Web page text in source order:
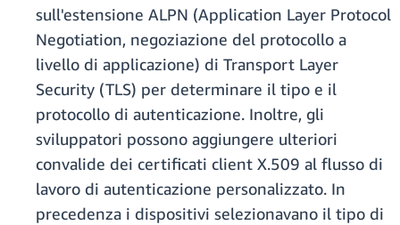
sull'estensione ALPN (Application Layer Protocol
Negotiation, negoziazione del protocollo a
livello di applicazione) di Transport Layer
Security (TLS) per determinare il tipo e il
protocollo di autenticazione. Inoltre, gli
sviluppatori possono aggiungere ulteriori
convalide dei certificati client X.509 al flusso di
lavoro di autenticazione personalizzato. In
precedenza i dispositivi selezionavano il tipo di